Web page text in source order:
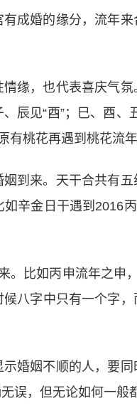
成婚的缘分，流年
缘，也代表喜庆气
见“酉”；巳、酉、
有桃花再遇到桃花流年
到来。天干合共有
辛金日干遇到2016
。比如丙申流年之申
八字中只有一个字
婚姻不顺的人，要
误，但无论如何一般